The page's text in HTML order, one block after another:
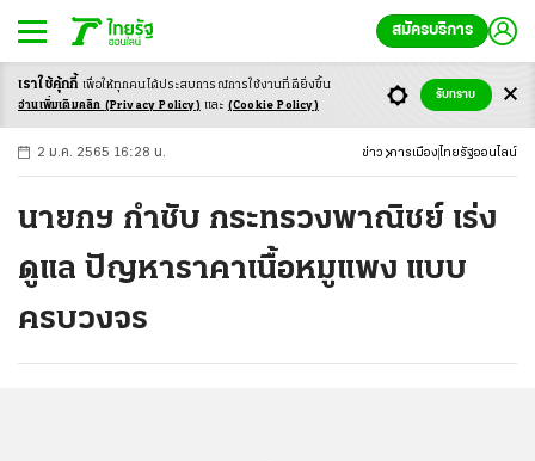
สมัครบริการ
-ก ก ก+
2 ม.ค. 2565 16:28 น. ข่าว การเมือง ไทยรัฐออนไลน์
นายกฯ กำชับ กระทรวงพาณิชย์ เร่ง
ดูแล ปัญหาราคาเนื้อหมูแพง แบบ
ครบวงจร
เราใช้คุ้กกี้ เพื่อให้ทุกคนได้ประสบการณ์การใช้งานที่ดียิ่งขึ้น
อ่านเพิ่มเติมคลิก (Privacy Policy) และ (Cookie Policy)
รับทราบ